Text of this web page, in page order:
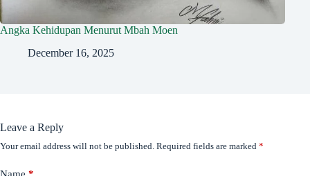
Angka Kehidupan Menurut Mbah Moen
December 16, 2025
Leave a Reply
Your email address will not be published. Required fields are marked *